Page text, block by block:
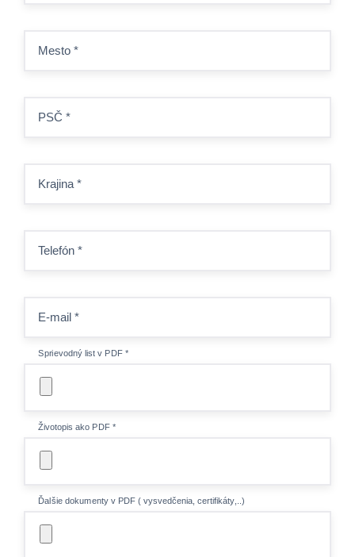
Mesto *
PSČ *
Krajina *
Telefón *
E-mail *
Sprievodný list v PDF *
Životopis ako PDF *
Ďalšie dokumenty v PDF ( vysvedčenia, certifikáty,..)